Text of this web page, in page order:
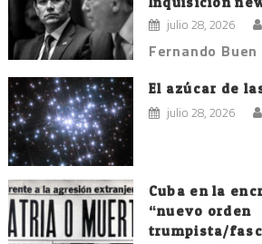
julio 28, 2026
Fernando
El azúcar de
julio 28, 2026
Cuba en la
“nuevo orden
trumpista/